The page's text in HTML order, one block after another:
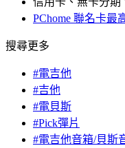
PChome 聯名卡最
搜尋更多
#電吉他
#吉他
#電貝斯
#Pick彈片
#電吉他音箱/貝斯